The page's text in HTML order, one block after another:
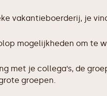
vakantieboerderij, je
mogelijkheden om te
met je collega’s, de
groepen.